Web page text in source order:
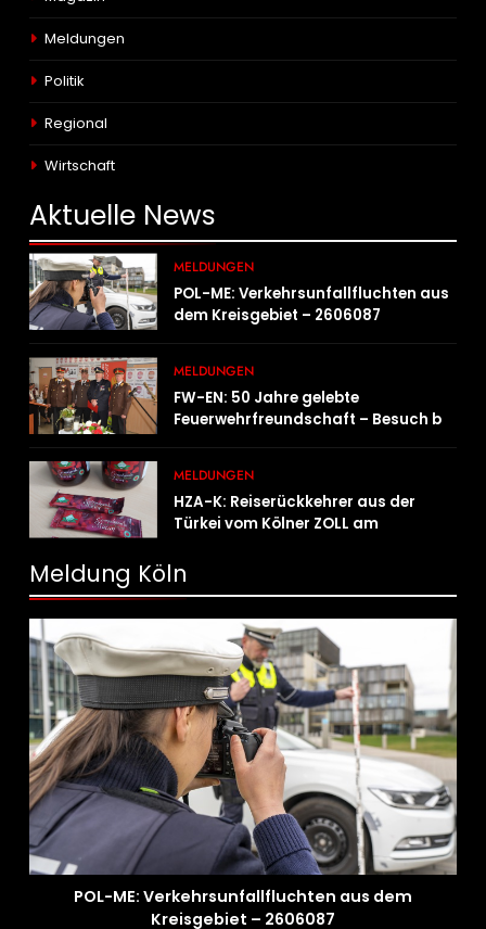
Meldungen
Politik
Regional
Wirtschaft
Aktuelle News
MELDUNGEN
POL-ME: Verkehrsunfallfluchten aus
dem Kreisgebiet – 2606087
MELDUNGEN
FW-EN: 50 Jahre gelebte
Feuerwehrfreundschaft – Besuch bei
MELDUNGEN
HZA-K: Reiserückkehrer aus der
Türkei vom Kölner ZOLL am
Potenzhonig erwischt / Gefährlicher
Trend hält an
Meldung Köln
POL-ME: Verkehrsunfallfluchten aus dem
Kreisgebiet – 2606087